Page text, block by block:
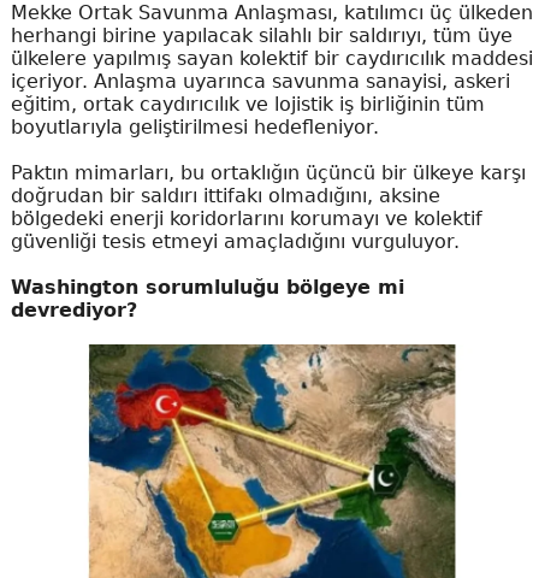
Mekke Ortak Savunma Anlaşması, katılımcı üç ülkeden
herhangi birine yapılacak silahlı bir saldırıyı, tüm üye
ülkelere yapılmış sayan kolektif bir caydırıcılık maddesi
içeriyor. Anlaşma uyarınca savunma sanayisi, askeri
eğitim, ortak caydırıcılık ve lojistik iş birliğinin tüm
boyutlarıyla geliştirilmesi hedefleniyor.
Paktın mimarları, bu ortaklığın üçüncü bir ülkeye karşı
doğrudan bir saldırı ittifakı olmadığını, aksine
bölgedeki enerji koridorlarını korumayı ve kolektif
güvenliği tesis etmeyi amaçladığını vurguluyor.
Washington sorumluluğu bölgeye mi
devrediyor?